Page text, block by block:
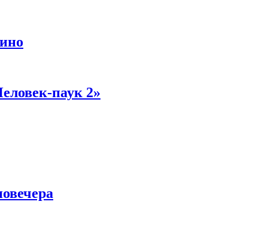
паук 2»